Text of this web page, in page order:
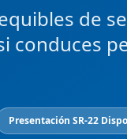
de
conduces
Presentación SR-22